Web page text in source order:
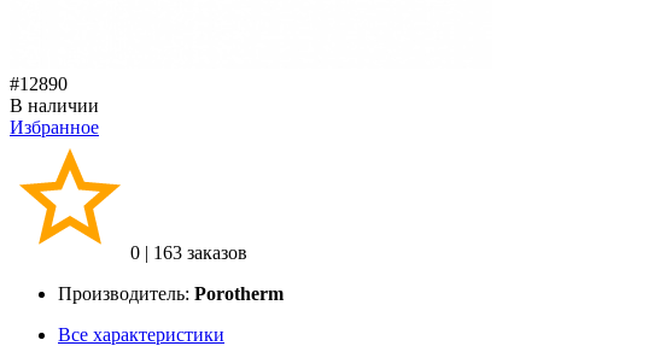
#12890
В наличии
Избранное
0 | 163 заказов
Производитель: Porotherm
Все характеристики